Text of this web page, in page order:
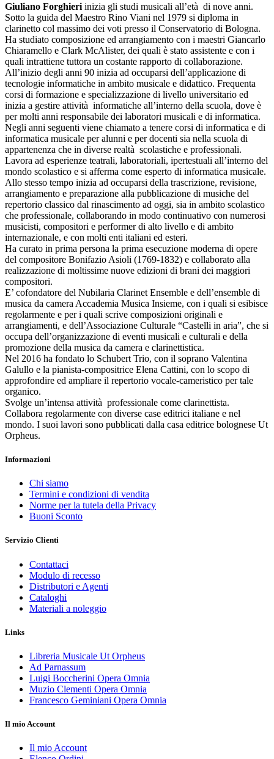
Giuliano Forghieri inizia gli studi musicali all’età di nove anni.
Sotto la guida del Maestro Rino Viani nel 1979 si diploma in
clarinetto col massimo dei voti presso il Conservatorio di Bologna.
Ha studiato composizione ed arrangiamento con i maestri Giancarlo
Chiaramello e Clark McAlister, dei quali è stato assistente e con i
quali intrattiene tuttora un costante rapporto di collaborazione.
All’inizio degli anni 90 inizia ad occuparsi dell’applicazione di
tecnologie informatiche in ambito musicale e didattico. Frequenta
corsi di formazione e specializzazione di livello universitario ed
inizia a gestire attività informatiche all’interno della scuola, dove è
per molti anni responsabile dei laboratori musicali e di informatica.
Negli anni seguenti viene chiamato a tenere corsi di informatica e di
informatica musicale per alunni e per docenti sia nella scuola di
appartenenza che in diverse realtà scolastiche e professionali.
Lavora ad esperienze teatrali, laboratoriali, ipertestuali all’interno del
mondo scolastico e si afferma come esperto di informatica musicale.
Allo stesso tempo inizia ad occuparsi della trascrizione, revisione,
arrangiamento e preparazione alla pubblicazione di musiche del
repertorio classico dal rinascimento ad oggi, sia in ambito scolastico
che professionale, collaborando in modo continuativo con numerosi
musicisti, compositori e performer di alto livello e di ambito
internazionale, e con molti enti italiani ed esteri.
Ha curato in prima persona la prima esecuzione moderna di opere
del compositore Bonifazio Asioli (1769-1832) e collaborato alla
realizzazione di moltissime nuove edizioni di brani dei maggiori
compositori.
E’ cofondatore del Nubilaria Clarinet Ensemble e dell’ensemble di
musica da camera Accademia Musica Insieme, con i quali si esibisce
regolarmente e per i quali scrive composizioni originali e
arrangiamenti, e dell’Associazione Culturale “Castelli in aria”, che si
occupa dell’organizzazione di eventi musicali e culturali e della
promozione della musica da camera e clarinettistica.
Nel 2016 ha fondato lo Schubert Trio, con il soprano Valentina
Galullo e la pianista-compositrice Elena Cattini, con lo scopo di
approfondire ed ampliare il repertorio vocale-cameristico per tale
organico.
Svolge un’intensa attività professionale come clarinettista.
Collabora regolarmente con diverse case editrici italiane e nel
mondo. I suoi lavori sono pubblicati dalla casa editrice bolognese Ut
Orpheus.
Informazioni
Chi siamo
Termini e condizioni di vendita
Norme per la tutela della Privacy
Buoni Sconto
Servizio Clienti
Contattaci
Modulo di recesso
Distributori e Agenti
Cataloghi
Materiali a noleggio
Links
Libreria Musicale Ut Orpheus
Ad Parnassum
Luigi Boccherini Opera Omnia
Muzio Clementi Opera Omnia
Francesco Geminiani Opera Omnia
Il mio Account
Il mio Account